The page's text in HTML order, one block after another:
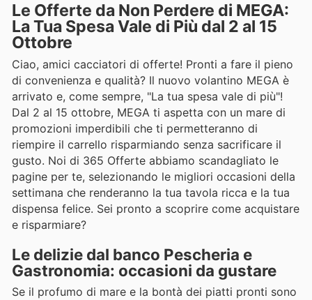
Le Offerte da Non Perdere di MEGA:
La Tua Spesa Vale di Più dal 2 al 15
Ottobre
Ciao, amici cacciatori di offerte! Pronti a fare il pieno
di convenienza e qualità? Il nuovo volantino MEGA è
arrivato e, come sempre, "La tua spesa vale di più"!
Dal 2 al 15 ottobre, MEGA ti aspetta con un mare di
promozioni imperdibili che ti permetteranno di
riempire il carrello risparmiando senza sacrificare il
gusto. Noi di 365 Offerte abbiamo scandagliato le
pagine per te, selezionando le migliori occasioni della
settimana che renderanno la tua tavola ricca e la tua
dispensa felice. Sei pronto a scoprire come acquistare
e risparmiare?
Le delizie dal banco Pescheria e
Gastronomia: occasioni da gustare
Se il profumo di mare e la bontà dei piatti pronti sono